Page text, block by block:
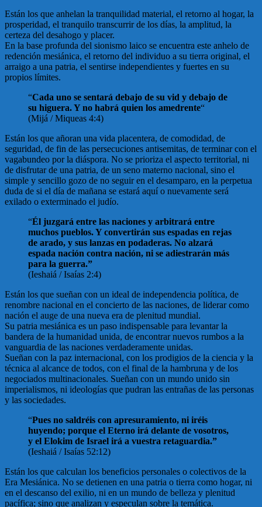
Están los que anhelan la tranquilidad material, el retorno al hogar, la
prosperidad, el tranquilo transcurrir de los días, la amplitud, la
certeza del desahogo y placer.
En la base profunda del sionismo laico se encuentra este anhelo de
redención mesiánica, el retorno del individuo a su tierra original, el
arraigo a una patria, el sentirse independientes y fuertes en su
propios límites.
“Cada uno se sentará debajo de su vid y debajo de
su higuera. Y no habrá quien los amedrente“
(Mijá / Miqueas 4:4)
Están los que añoran una vida placentera, de comodidad, de
seguridad, de fin de las persecuciones antisemitas, de terminar con el
vagabundeo por la diáspora. No se prioriza el aspecto territorial, ni
de disfrutar de una patria, de un seno materno nacional, sino el
simple y sencillo gozo de no seguir en el desamparo, en la perpetua
duda de si el día de mañana se estará aquí o nuevamente será
exilado o exterminado el judío.
“Él juzgará entre las naciones y arbitrará entre
muchos pueblos. Y convertirán sus espadas en rejas
de arado, y sus lanzas en podaderas. No alzará
espada nación contra nación, ni se adiestrarán más
para la guerra.”
(Ieshaiá / Isaías 2:4)
Están los que sueñan con un ideal de independencia política, de
renombre nacional en el concierto de las naciones, de liderar como
nación el auge de una nueva era de plenitud mundial.
Su patria mesiánica es un paso indispensable para levantar la
bandera de la humanidad unida, de encontrar nuevos rumbos a la
vanguardia de las naciones verdaderamente unidas.
Sueñan con la paz internacional, con los prodigios de la ciencia y la
técnica al alcance de todos, con el final de la hambruna y de los
negociados multinacionales. Sueñan con un mundo unido sin
imperialismos, ni ideologías que pudran las entrañas de las personas
y las sociedades.
“Pues no saldréis con apresuramiento, ni iréis
huyendo; porque el Eterno irá delante de vosotros,
y el Elokim de Israel irá a vuestra retaguardia.”
(Ieshaiá / Isaías 52:12)
Están los que calculan los beneficios personales o colectivos de la
Era Mesiánica. No se detienen en una patria o tierra como hogar, ni
en el descanso del exilio, ni en un mundo de belleza y plenitud
pacífica; sino que analizan y especulan sobre la temática.